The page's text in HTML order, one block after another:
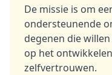
worden bevorderd.
beginners en
als in het Engels.
De missie is om
ondersteunende
degenen die
op het
zelfvertrouwen.